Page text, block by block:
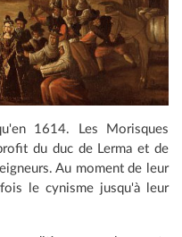
1614. Les Morisques
du duc de Lerma et de
Au moment de leur
le cynisme jusqu'à leur